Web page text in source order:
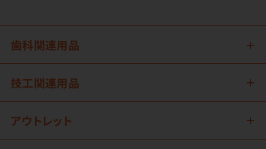
歯科関連用品
技工関連用品
アウトレット